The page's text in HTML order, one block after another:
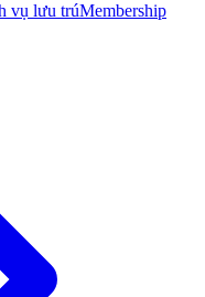
vụ lưu trúMembership